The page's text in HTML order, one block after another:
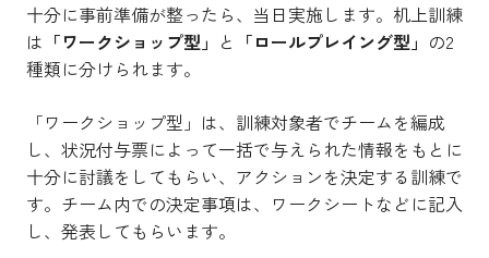
十分に事前準備が整ったら、当日実施します。机上訓練
は 「ワークショップ型」 と 「ロールプレイング型」 の2
種類に分けられます。
「ワークショップ型」は、訓練対象者でチームを編成
し、状況付与票によって一括で与えられた情報をもとに
十分に討議をしてもらい、アクションを決定する訓練で
す。チーム内での決定事項は、ワークシートなどに記入
し、発表してもらいます。